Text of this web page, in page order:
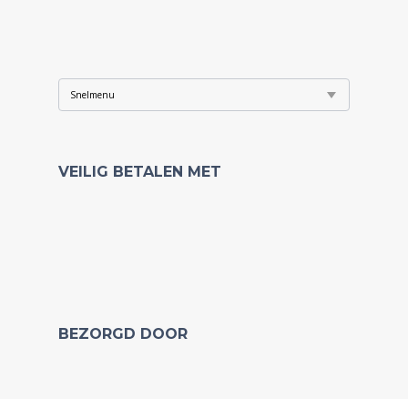
VEILIG BETALEN MET
BEZORGD DOOR